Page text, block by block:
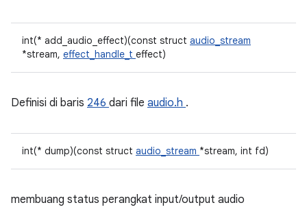
int(* add_audio_effect)(const struct audio_stream
*stream, effect_handle_t effect)
Definisi di baris 246 dari file audio.h .
int(* dump)(const struct audio_stream *stream, int fd)
membuang status perangkat input/output audio